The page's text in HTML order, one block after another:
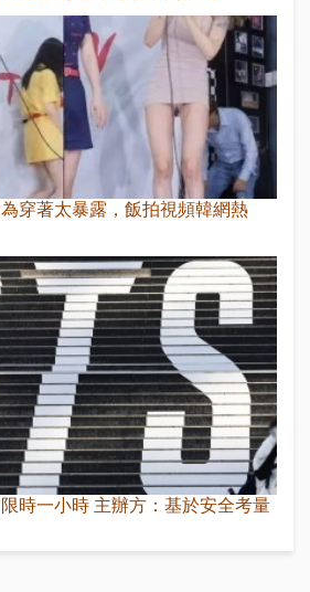
穿著太暴露，飯拍視頻韓網熱
時一小時 主辦方：基於安全考量